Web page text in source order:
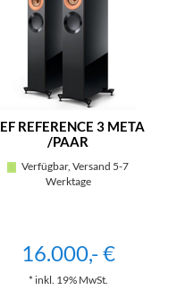
REFERENCE 3 META
/PAAR
Verfügbar, Versand 5-7
Werktage
16.000,- €
* inkl. 19% MwSt.